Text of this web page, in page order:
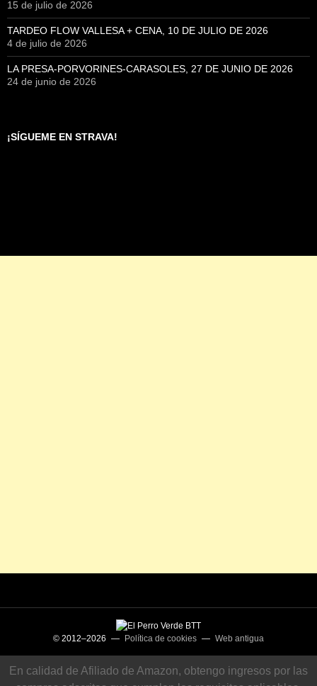
15 de julio de 2026
TARDEO FLOW VALLESA + CENA, 10 DE JULIO DE 2026
4 de julio de 2026
LA PRESA-PORVORINES-CARASOLES, 27 DE JUNIO DE 2026
24 de junio de 2026
¡SÍGUEME EN STRAVA!
© 2012–2026 — Política de cookies — Web antigua
En calidad de Afiliado de Amazon, obtengo ingresos por las